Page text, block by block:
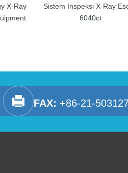
X-Ray
Sistem Inspeksi X-Ray
6040ct
FAX: +86-21-